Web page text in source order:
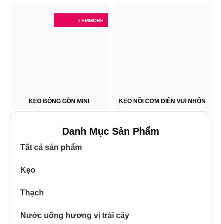
LEMMORE
KẸO BÔNG GÒN MINI KẸO NỒI CƠM ĐIỆN VUI NHỘN
Danh Mục Sản Phẩm
Tất cả sản phẩm
Kẹo
Thạch
Nước uống hương vị trái cây